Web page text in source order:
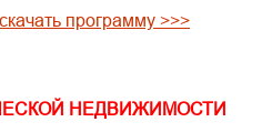
скачать программу >>>
НЕДВИЖИМОСТИ